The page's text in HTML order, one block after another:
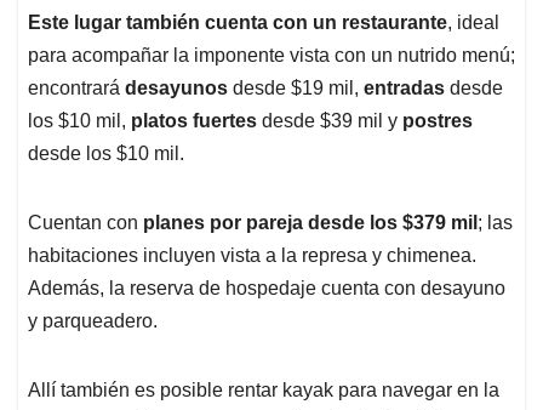
Este lugar también cuenta con un restaurante, ideal
para acompañar la imponente vista con un nutrido menú;
encontrará desayunos desde $19 mil, entradas desde
los $10 mil, platos fuertes desde $39 mil y postres
desde los $10 mil.
Cuentan con planes por pareja desde los $379 mil ; las
habitaciones incluyen vista a la represa y chimenea.
Además, la reserva de hospedaje cuenta con desayuno
y parqueadero.
Allí también es posible rentar kayak para navegar en la